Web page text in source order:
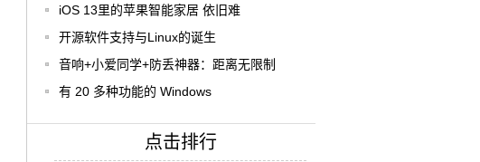
iOS 13里的苹果智能家居 依旧难
开源软件支持与Linux的诞生
音响+小爱同学+防丢神器：距离无限制
有 20 多种功能的 Windows
点击排行